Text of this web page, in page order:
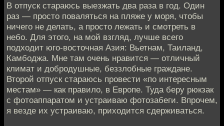
В отпуск стараюсь выезжать два раза в год. Один
раз — просто поваляться на пляже у моря, чтобы
ничего не делать, а просто лежать и смотреть в
небо. Для этого, на мой взгляд, лучше всего
подходит юго-восточная Азия: Вьетнам, Таиланд,
Камбоджа. Мне там очень нравится — отличный
климат и добродушные, беззлобные граждане.
Второй отпуск стараюсь провести «по интересным
местам» — как правило, в Европе. Туда беру рюкзак
с фотоаппаратом и устраиваю фотозабеги. Впрочем,
я везде их устраиваю, приходится сдерживаться.